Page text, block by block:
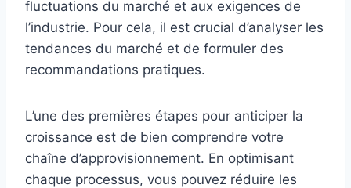
fluctuations du marché et aux exigences de
l’industrie. Pour cela, il est crucial d’analyser les
tendances du marché et de formuler des
recommandations pratiques.
L’une des premières étapes pour anticiper la
croissance est de bien comprendre votre
chaîne d’approvisionnement. En optimisant
chaque processus, vous pouvez réduire les